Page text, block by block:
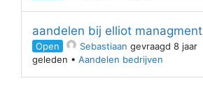
aandelen bij elliot managment
Open Sebastiaan gevraagd 8 jaar
geleden • Aandelen bedrijven